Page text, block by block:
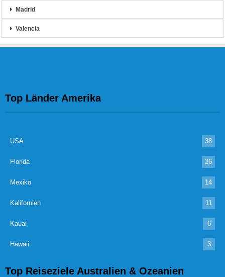
Madrid
Valencia
Top Länder Amerika
USA 38
Florida 26
Mexiko 14
Kalifornien 11
Kauai 6
Hawaii 3
Top Reiseziele Australien & Ozeanien